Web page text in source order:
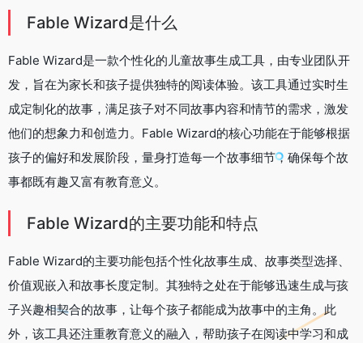
Fable Wizard是什么
Fable Wizard是一款个性化的儿童故事生成工具，由专业团队开
发，旨在为家长和孩子提供独特的阅读体验。该工具通过实时生
成定制化的故事，满足孩子对不同故事内容和情节的需求，激发
他们的想象力和创造力。Fable Wizard的核心功能在于能够根据
孩子的偏好和发展阶段，量身打造每一个故事细节，确保每个故
事都既有趣又富有教育意义。
Fable Wizard的主要功能和特点
Fable Wizard的主要功能包括个性化故事生成、故事类型选择、
价值观嵌入和故事长度定制。其独特之处在于能够迅速生成与孩
子兴趣相契合的故事，让每个孩子都能成为故事中的主角。此
外，该工具还注重教育意义的融入，帮助孩子在阅读中学习和成